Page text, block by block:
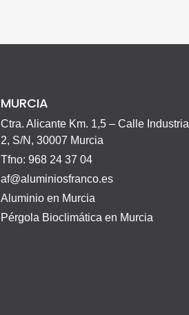
MURCIA
Ctra. Alicante Km. 1,5 – Calle Industria
2, S/N, 30007 Murcia
Tfno: 968 24 37 04
af@aluminiosfranco.es
Aluminio en Murcia
Pérgola Bioclimática en Murcia